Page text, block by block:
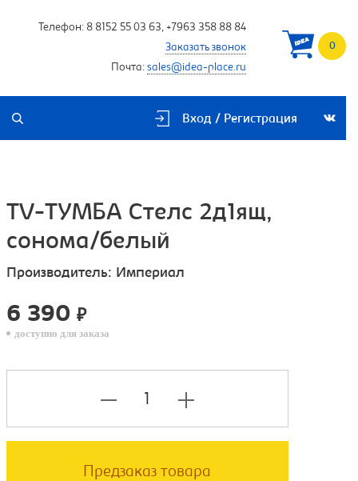
Телефон: 8 8152 55 03 63, +7963 358 88 84
Заказать звонок
Почта: sales@idea-place.ru
0
Вход / Регистрация
TV-ТУМБА Стелс 2д1ящ,
сонома/белый
Производитель: Империал
6 390 ₽
доступно для заказа
Предзаказ товара